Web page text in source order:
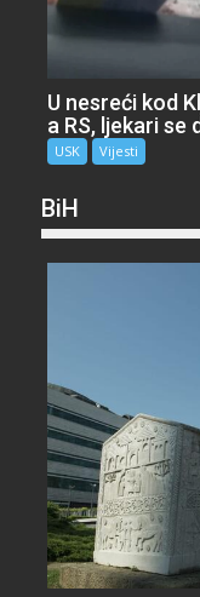
U nesreći kod
a RS, ljekari
USK Vijesti
BiH